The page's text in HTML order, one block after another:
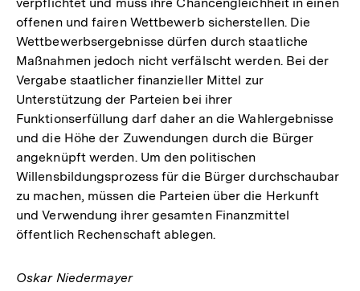
verpflichtet und muss ihre Chancengleichheit in einen
offenen und fairen Wettbewerb sicherstellen. Die
Wettbewerbsergebnisse dürfen durch staatliche
Maßnahmen jedoch nicht verfälscht werden. Bei der
Vergabe staatlicher finanzieller Mittel zur
Unterstützung der Parteien bei ihrer
Funktionserfüllung darf daher an die Wahlergebnisse
und die Höhe der Zuwendungen durch die Bürger
angeknüpft werden. Um den politischen
Willensbildungsprozess für die Bürger durchschaubar
zu machen, müssen die Parteien über die Herkunft
und Verwendung ihrer gesamten Finanzmittel
öffentlich Rechenschaft ablegen.
Oskar Niedermayer